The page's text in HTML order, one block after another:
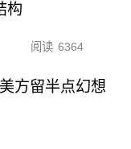
构
阅读 6364
方留半点幻想